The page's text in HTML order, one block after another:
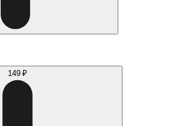
149 ₽